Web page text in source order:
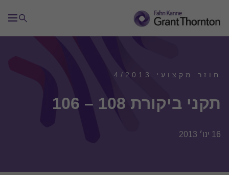
חוזר מקצועי 4/2013
תקני ביקורת 108 – 106
16 ינו׳ 2013